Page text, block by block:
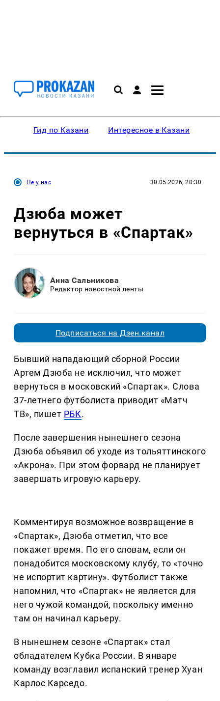
Гид по Казани Интересное в Казани
Не у нас 30.05.2026, 20:30
Дзюба может
вернуться в «Спартак»
Анна Сальникова
Редактор новостной ленты
Подписаться на Дзен.канал
Бывший нападающий сборной России
Артем Дзюба не исключил, что может
вернуться в московский «Спартак». Слова
37-летнего футболиста приводит «Матч
ТВ», пишет РБК.
После завершения нынешнего сезона
Дзюба объявил об уходе из тольяттинского
«Акрона». При этом форвард не планирует
завершать игровую карьеру.
Комментируя возможное возвращение в
«Спартак», Дзюба отметил, что все
покажет время. По его словам, если он
понадобится московскому клубу, то «точно
не испортит картину». Футболист также
напомнил, что «Спартак» не является для
него чужой командой, поскольку именно
там он начинал карьеру.
В нынешнем сезоне «Спартак» стал
обладателем Кубка России. В январе
команду возглавил испанский тренер Хуан
Карлос Карседо.